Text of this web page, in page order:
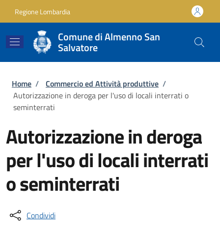
Regione Lombardia
Comune di Almenno San
Salvatore
Briciole di pane
Home / Commercio ed Attività produttive /
Autorizzazione in deroga per l'uso di locali interrati o
seminterrati
Autorizzazione in deroga
per l'uso di locali interrati
o seminterrati
Condividi